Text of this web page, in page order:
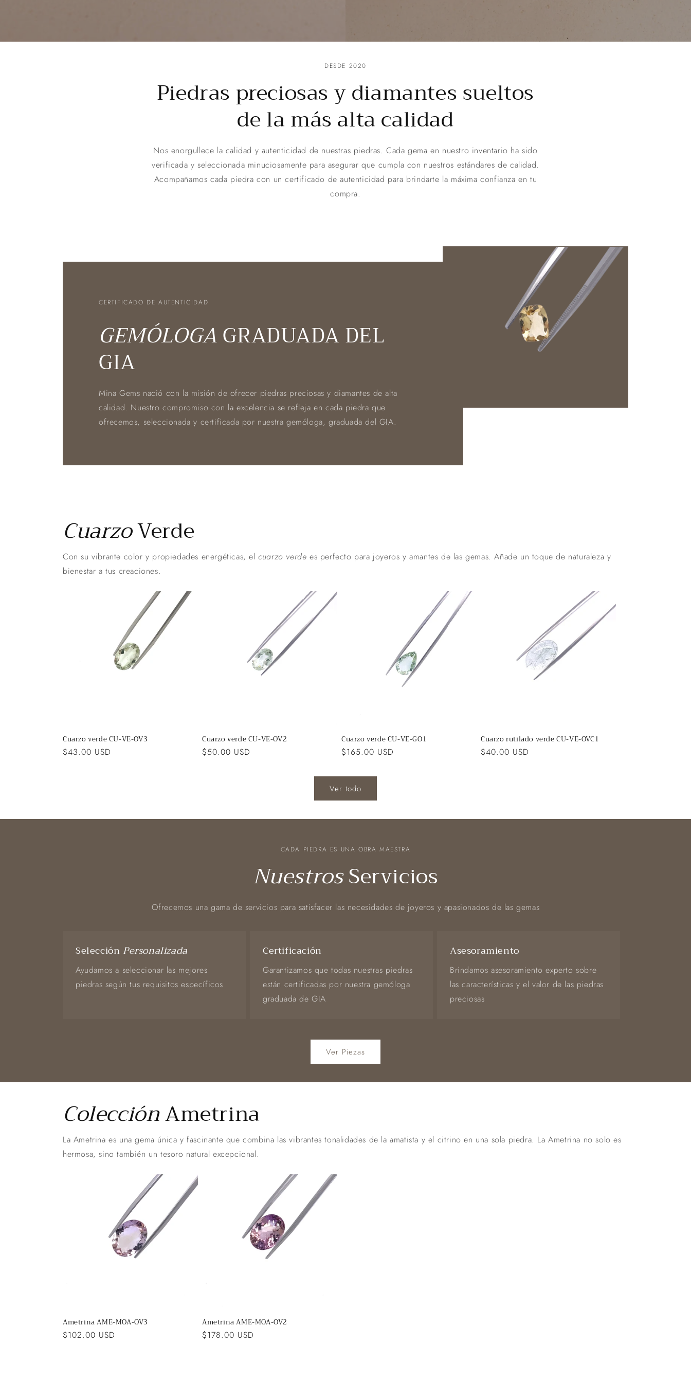
DESDE 2020
Piedras preciosas y diamantes sueltos
de la más alta calidad
Nos enorgullece la calidad y autenticidad de nuestras piedras. Cada gema en nuestro inventario ha sido
verificada y seleccionada minuciosamente para asegurar que cumpla con nuestros estándares de calidad.
Acompañamos cada piedra con un certificado de autenticidad para brindarte la máxima confianza en tu
compra.
CERTIFICADO DE AUTENTICIDAD
GEMÓLOGAGRADUADA DEL
GIA
Mina Gems nació con la misión de ofrecer piedras preciosas y diamantes de alta
calidad. Nuestro compromiso con la excelencia se refleja en cada piedra que
ofrecemos, seleccionada y certificada por nuestra gemóloga, graduada del GIA.
CuarzoVerde
Con su vibrante color y propiedades energéticas, elcuarzo verde es perfecto para joyeros y amantes de las gemas. Añade un toque de naturaleza y
bienestar a tus creaciones.
Cuarzo verde CU-VE-OV3
Precio
$43.00 USD
Cuarzo verde CU-VE-OV2
Precio
$50.00 USD
Cuarzo verde CU-VE-GO1
Precio
$165.00 USD
Cuarzo rutilado verde CU-VE-OVC1
Precio
$40.00 USD
Ver todo
CADA PIEDRA ES UNA OBRA MAESTRA
NuestrosServicios
Ofrecemos una gama de servicios para satisfacer las necesidades de joyeros y apasionados de las gemas
Selección Personalizada
Ayudamos a seleccionar las mejores
piedras según tus requisitos específicos
Certificación
Garantizamos que todas nuestras piedras
están certificadas por nuestra gemóloga
graduada de GIA
Asesoramiento
Brindamos asesoramiento experto sobre
las características y el valor de las piedras
preciosas
Ver Piezas
ColecciónAmetrina
La Ametrina es una gema única y fascinante que combina las vibrantes tonalidades de la amatista y el citrino en una sola piedra. La Ametrina no solo es
hermosa, sino también un tesoro natural excepcional.
Ametrina AME-MOA-OV3
Precio
$102.00 USD
Ametrina AME-MOA-OV2
Precio
$178.00 USD